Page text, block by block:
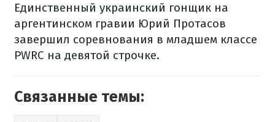
Единственный украинский гонщик на
аргентинском гравии Юрий Протасов
завершил соревнования в младшем классе
PWRC на девятой строчке.
Связанные темы: